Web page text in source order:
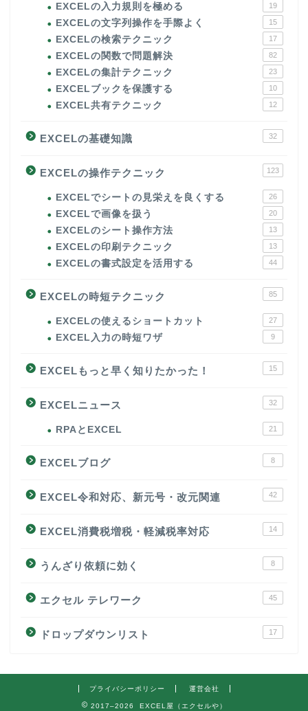
EXCELの入力規則を極める 19
EXCELの文字列操作を手際よく 15
EXCELの検索テクニック 17
EXCELの関数で問題解決 82
EXCELの集計テクニック 23
EXCELブックを保護する 10
EXCEL共有テクニック 12
EXCELの基礎知識 32
EXCELの操作テクニック 123
EXCELでシートの見栄えを良くする 26
EXCELで画像を扱う 20
EXCELのシート操作方法 13
EXCELの印刷テクニック 13
EXCELの書式設定を活用する 44
EXCELの時短テクニック 85
EXCELの使えるショートカット 27
EXCEL入力の時短ワザ 9
EXCELもっと早く知りたかった！ 15
EXCELニュース 32
RPAとEXCEL 21
EXCELブログ 8
EXCEL令和対応、新元号・改元関連 42
EXCEL消費税増税・軽減税率対応 14
うんざり依頼に効く 8
エクセル テレワーク 45
ドロップダウンリスト 17
プライバシーポリシー 運営会社
2017–2026 EXCEL屋（エクセルや）